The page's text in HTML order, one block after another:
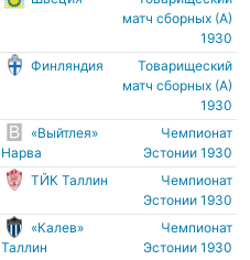
матч сборных (А)
1930
Финляндия
Товарищеский
матч сборных (А)
1930
«Выйтлея»
Нарва
Чемпионат
Эстонии 1930
ТЙК Таллин
Чемпионат
Эстонии 1930
«Калев»
Таллин
Чемпионат
Эстонии 1930